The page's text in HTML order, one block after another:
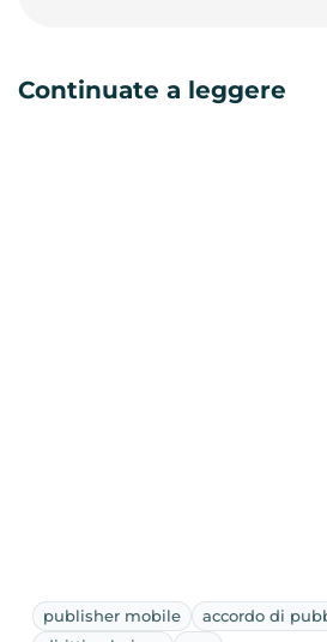
Continuate a leggere
publisher mobile
accordo di